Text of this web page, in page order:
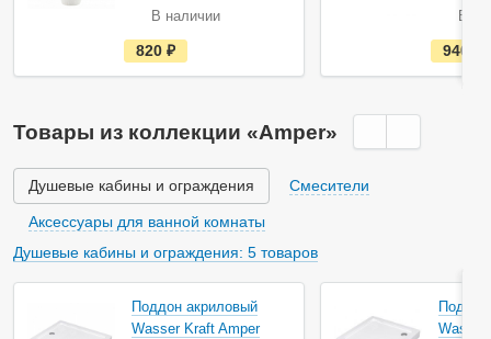
В наличии
е
с
т
а
и
ч
и
и
820
В
940
Товары из коллекции «Amper»
Душевые кабины и ограждения Смесители
Аксессуары для ванной комнаты
Душевые кабины и ограждения: 5 товаров
Поддон акриловый
Wasser Kraft Amper
Wasser